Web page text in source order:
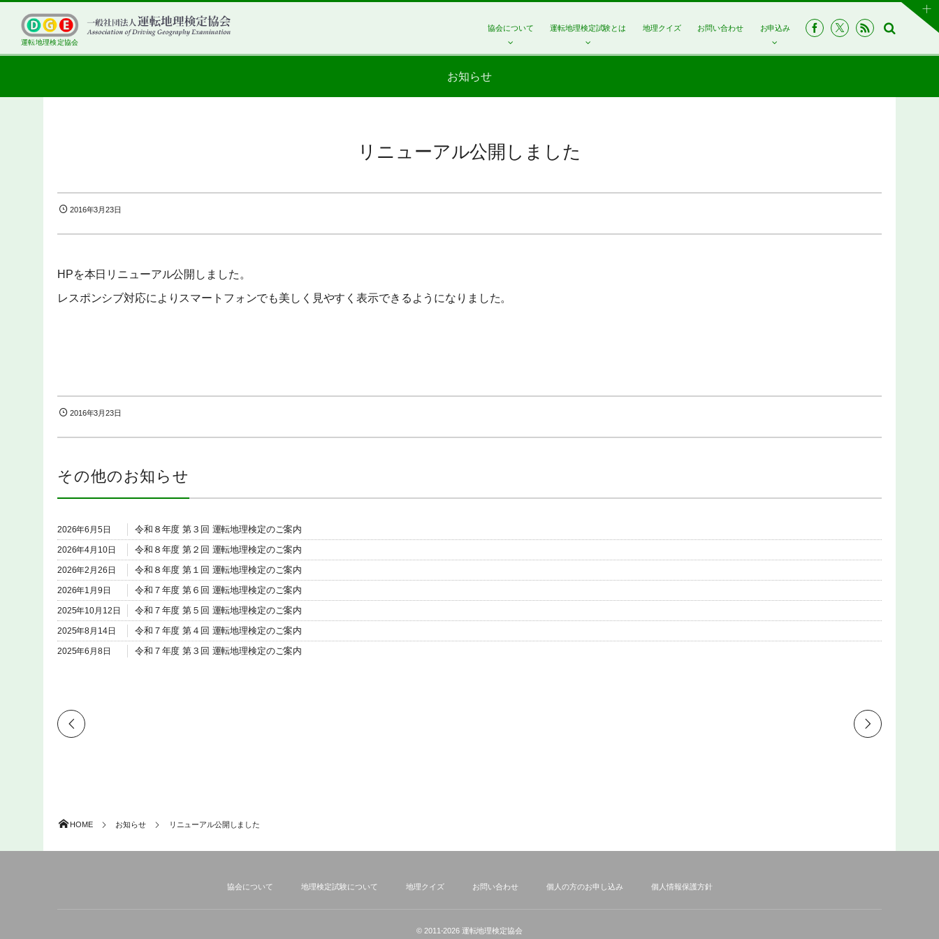
運転地理検定協会
協会について 運転地理検定試験とは 地理クイズ お問い合わせ お申込み
お知らせ
リニューアル公開しました
2016年3月23日
HPを本日リニューアル公開しました。
レスポンシブ対応によりスマートフォンでも美しく見やすく表示できるようになりました。
2016年3月23日
その他のお知らせ
2026年6月5日 令和８年度 第３回 運転地理検定のご案内
2026年4月10日 令和８年度 第２回 運転地理検定のご案内
2026年2月26日 令和８年度 第１回 運転地理検定のご案内
2026年1月9日 令和７年度 第６回 運転地理検定のご案内
2025年10月12日 令和７年度 第５回 運転地理検定のご案内
2025年8月14日 令和７年度 第４回 運転地理検定のご案内
2025年6月8日 令和７年度 第３回 運転地理検定のご案内
2025年1月10日
HOME お知らせ リニューアル公開しました
協会について 地理検定試験について 地理クイズ お問い合わせ 個人の方のお申し込み 個人情報保護方針
© 2011-2026 運転地理検定協会